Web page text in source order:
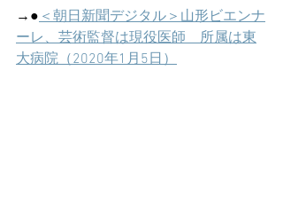
→●＜朝日新聞デジタル＞山形ビエンナ
ーレ、芸術監督は現役医師　所属は東
大病院（2020年1月5日）